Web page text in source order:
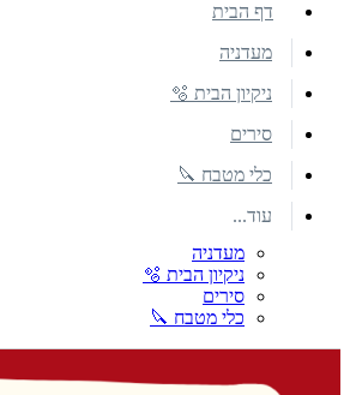
דף הבית
מעדניה
ניקיון הבית 🫧
סירים
כלי מטבח 🔪
עוד...
מעדניה
ניקיון הבית 🫧
סירים
כלי מטבח 🔪